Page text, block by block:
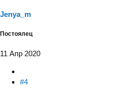
Jenya_m
Постоялец
11 Апр 2020
#4